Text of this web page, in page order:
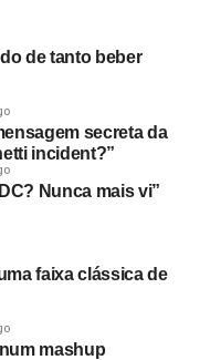
de tanto beber
secreta da
incident?”
Nunca mais vi”
faixa clássica de
mashup